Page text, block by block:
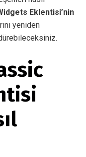
Eklentisi’nin
yeniden